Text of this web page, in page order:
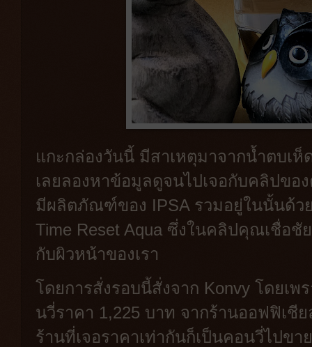
แกะกล่องวันนี้ มีสาเหตุมาจากน้ำตบเ
เลยลองหาข้อมูลดูจนไปเจอกับคลิปข
มีผลิตภัณฑ์ของ IPSA รวมอยู่ในนั้นด้ว
Time Reset Aqua ซึ่งในคลิปคุณเชื่อ
กับผิวหน้าของเรา
โดยการสั่งรอบนี้สั่งจาก Konvy โดยเพ
นวี่ราคา 1,225 บาท จากร้านออฟฟิเชี
ร้านที่เจอราคาเท่ากันก็เป็นคอนวี่ไปขา